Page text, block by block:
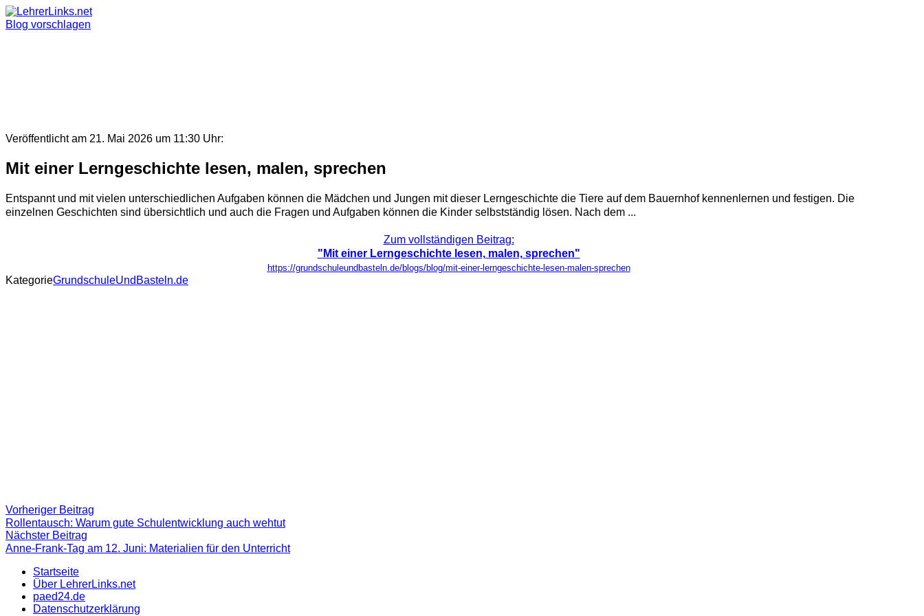
Skip
to
Blog vorschlagen
Veröffentlicht am 21. Mai 2026 um 11:30 Uhr:
Mit einer Lerngeschichte lesen, malen, sprechen
Entspannt und mit vielen unterschiedlichen Aufgaben können die Mädchen und Jungen mit dieser Lerngeschichte die Tiere auf dem Bauernhof kennenlernen und festigen. Die
einzelnen Geschichten sind übersichtlich und auch die Fragen und Aufgaben können die Kinder selbstständig lösen. Nach dem ...
Zum vollständigen Beitrag:
"Mit einer Lerngeschichte lesen, malen, sprechen"
https://grundschuleundbasteln.de/blogs/blog/mit-einer-lerngeschichte-lesen-malen-sprechen
KategorieGrundschuleUndBasteln.de
Beitragsnavigation
Vorheriger Beitrag
Beitrag:
Rollentausch: Warum gute Schulentwicklung auch wehtut
Nächster Beitrag
Beitrag
Anne-Frank-Tag am 12. Juni: Materialien für den Unterricht
Startseite
Über LehrerLinks.net
paed24.de
Datenschutzerklärung